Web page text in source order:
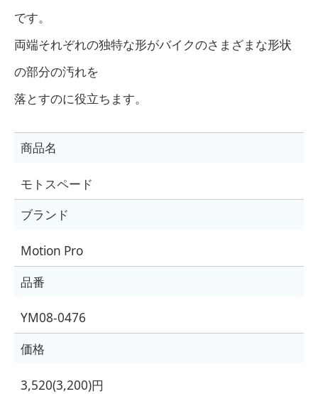
です。
両端それぞれの独特な形がバイクのさまざまな形状
の部分の汚れを
落とすのに役立ちます。
商品名
モトスペード
ブランド
Motion Pro
品番
YM08-0476
価格
3,520(3,200)円